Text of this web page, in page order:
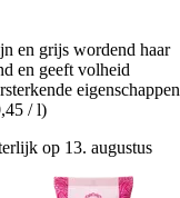
en grijs wordend haar
en geeft volheid
eigenschappen
/ l)
op 13. augustus